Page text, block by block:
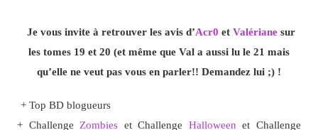
Je vous invite à retrouver les avis d’Acr0 et Valérianesur
les tomes 19 et 20 (et même que Val a aussi lu le 21 mais
qu’elle ne veut pas vous en parler!! Demandez lui ;) !
+ Top BD blogueurs
+ Challenge Zombies et Challenge Halloween et Challenge